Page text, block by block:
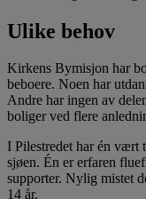
Ulike behov
Kirkens Bymisjon har
beboere. Noen har
Andre har ingen av
boliger ved flere
I Pilestredet har én vært
sjøen. Én er erfaren
supporter. Nylig mistet
14 år.